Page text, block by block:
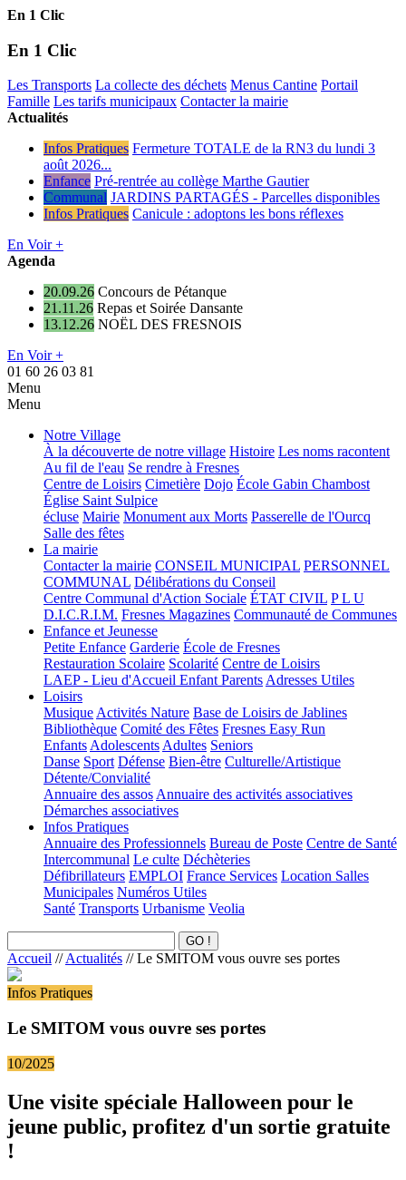
En 1 Clic
En 1 Clic
Les Transports La collecte des déchets Menus Cantine Portail
Famille Les tarifs municipaux Contacter la mairie
Actualités
Infos Pratiques Fermeture TOTALE de la RN3 du lundi 3
août 2026...
Enfance Pré-rentrée au collège Marthe Gautier
Communal JARDINS PARTAGÉS - Parcelles disponibles
Infos Pratiques Canicule : adoptons les bons réflexes
En Voir +
Agenda
20.09.26 Concours de Pétanque
21.11.26 Repas et Soirée Dansante
13.12.26 NOËL DES FRESNOIS
En Voir +
01 60 26 03 81
Menu
Menu
Notre Village
À la découverte de notre village Histoire Les noms racontent
Au fil de l'eau Se rendre à Fresnes
Centre de Loisirs Cimetière Dojo École Gabin Chambost
Église Saint Sulpice
écluse Mairie Monument aux Morts Passerelle de l'Ourcq
Salle des fêtes
La mairie
Contacter la mairie CONSEIL MUNICIPAL PERSONNEL
COMMUNAL Délibérations du Conseil
Centre Communal d'Action Sociale ÉTAT CIVIL P L U
D.I.C.R.I.M. Fresnes Magazines Communauté de Communes
Enfance et Jeunesse
Petite Enfance Garderie École de Fresnes
Restauration Scolaire Scolarité Centre de Loisirs
LAEP - Lieu d'Accueil Enfant ParentsAdresses Utiles
Loisirs
MusiqueActivités Nature Base de Loisirs de Jablines
Bibliothèque Comité des Fêtes Fresnes Easy Run
EnfantsAdolescentsAdultes Seniors
Danse Sport Défense Bien-être Culturelle/Artistique
Détente/Convialité
Annuaire des assosAnnuaire des activités associatives
Démarches associatives
Infos Pratiques
Annuaire des Professionnels Bureau de Poste Centre de Santé
Intercommunal Le culte Déchèteries
Défibrillateurs EMPLOI France Services Location Salles
Municipales Numéros Utiles
Santé Transports Urbanisme Veolia
Accueil //Actualités // Le SMITOM vous ouvre ses portes
Infos Pratiques
Le SMITOM vous ouvre ses portes
10/2025
Une visite spéciale Halloween pour le
jeune public, profitez d'un sortie gratuite
!